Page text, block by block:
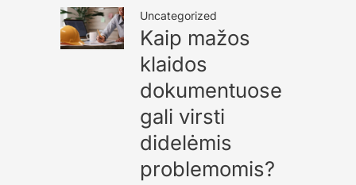
Uncategorized
Kaip mažos
klaidos
dokumentuose
gali virsti
didelėmis
problemomis?